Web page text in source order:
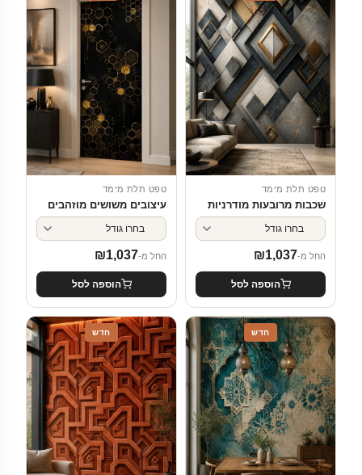
טפט תלת מימד
שכבות מרובעות מודרניות
החל מ- ₪1,037
הוספה לסל
טפט תלת מימד
עיצובים משושים מוזהבים
החל מ- ₪1,037
הוספה לסל
חדש חדש